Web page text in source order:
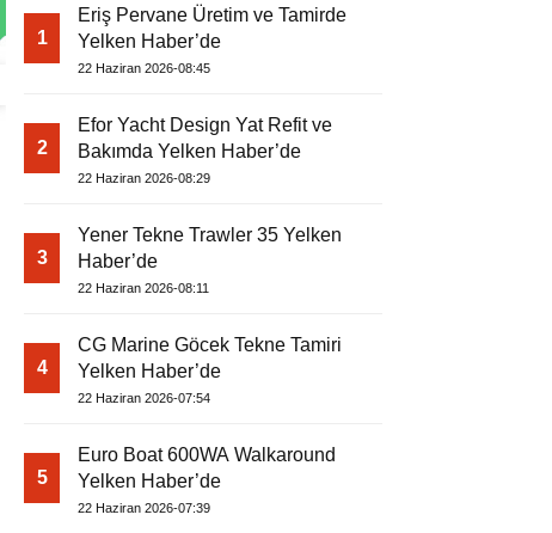
1
Eriş Pervane Üretim ve Tamirde
Yelken Haber’de
22 Haziran 2026-08:45
2
Efor Yacht Design Yat Refit ve
Bakımda Yelken Haber’de
22 Haziran 2026-08:29
3
Yener Tekne Trawler 35 Yelken
Haber’de
22 Haziran 2026-08:11
4
CG Marine Göcek Tekne Tamiri
Yelken Haber’de
22 Haziran 2026-07:54
5
Euro Boat 600WA Walkaround
Yelken Haber’de
22 Haziran 2026-07:39